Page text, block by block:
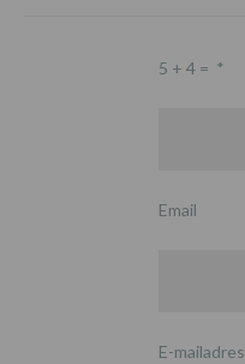
5 + 4 = *
Email
E-mailadres